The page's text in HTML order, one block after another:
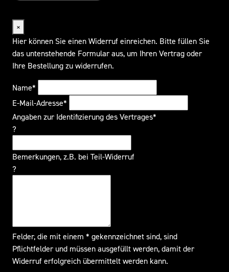
×
Hier können Sie einen Widerruf einreichen. Bitte füllen Sie
das untenstehende Formular aus, um Ihren Vertrag oder
Ihre Bestellung zu widerrufen.
Name*
E-Mail-Adresse*
Angaben zur Identifizierung des Vertrages*
?
Bemerkungen, z.B. bei Teil-Widerruf
?
Felder, die mit einem * gekennzeichnet sind, sind
Pflichtfelder und müssen ausgefüllt werden, damit der
Widerruf erfolgreich übermittelt werden kann.